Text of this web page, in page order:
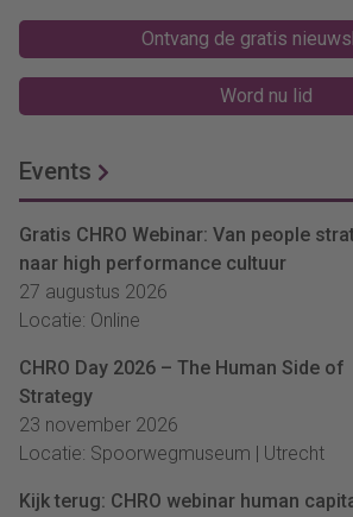
Ontvang de gratis
Word nu lid
Events
Gratis CHRO Webinar: Van people
naar high performance cultuur
27 augustus 2026
Locatie: Online
CHRO Day 2026 – The Human Side of
Strategy
23 november 2026
Locatie: Spoorwegmuseum | Utrecht
Kijk terug: CHRO webinar human